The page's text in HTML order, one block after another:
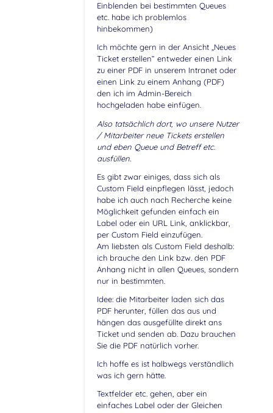
Einblenden bei bestimmten Queues
etc. habe ich problemlos
hinbekommen)
Ich möchte gern in der Ansicht „Neues
Ticket erstellen“ entweder einen Link
zu einer PDF in unserem Intranet oder
einen Link zu einem Anhang (PDF)
den ich im Admin-Bereich
hochgeladen habe einfügen.
Also tatsächlich dort, wo unsere Nutzer
/ Mitarbeiter neue Tickets erstellen
und eben Queue und Betreff etc.
ausfüllen.
Es gibt zwar einiges, dass sich als
Custom Field einpflegen lässt, jedoch
habe ich auch nach Recherche keine
Möglichkeit gefunden einfach ein
Label oder ein URL Link, anklickbar,
per Custom Field einzufügen.
Am liebsten als Custom Field deshalb:
ich brauche den Link bzw. den PDF
Anhang nicht in allen Queues, sondern
nur in bestimmten.
Idee: die Mitarbeiter laden sich das
PDF herunter, füllen das aus und
hängen das ausgefüllte direkt ans
Ticket und senden ab. Dazu brauchen
Sie die PDF natürlich vorher.
Ich hoffe es ist halbwegs verständlich
was ich gern hätte.
Textfelder etc. gehen, aber ein
einfaches Label oder der Gleichen